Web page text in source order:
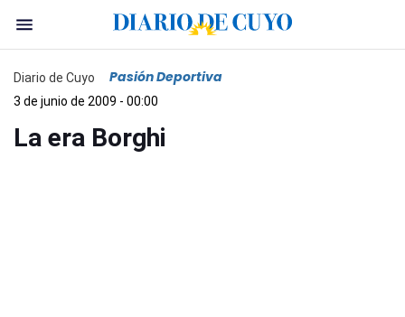
Diario de Cuyo Pasión Deportiva
3 de junio de 2009 - 00:00
La era Borghi